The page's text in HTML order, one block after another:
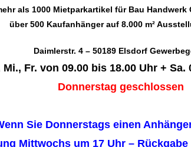
als 1000 Mietparkartikel für Bau Handwerk
über 500 Kaufanhänger auf 8.000 m²
Daimlerstr. 4 – 50189 Elsdorf
Mi., Fr. von 09.00 bis 18.00 Uhr + Sa.
Donnerstag geschlossen
Sie Donnerstags einen
Mittwochs um 17 Uhr –